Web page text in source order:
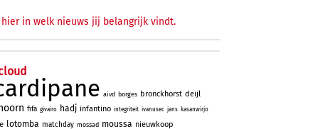
in welk nieuws jij belangrijk vindt.
aivd borges bronckhorst deijl
fifa givairo hadj infantino integriteit ivanusec jans kasanwirjo
lotomba matchday mossad moussa nieuwkoop